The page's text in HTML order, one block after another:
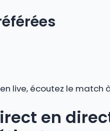
live, écoutez le
en